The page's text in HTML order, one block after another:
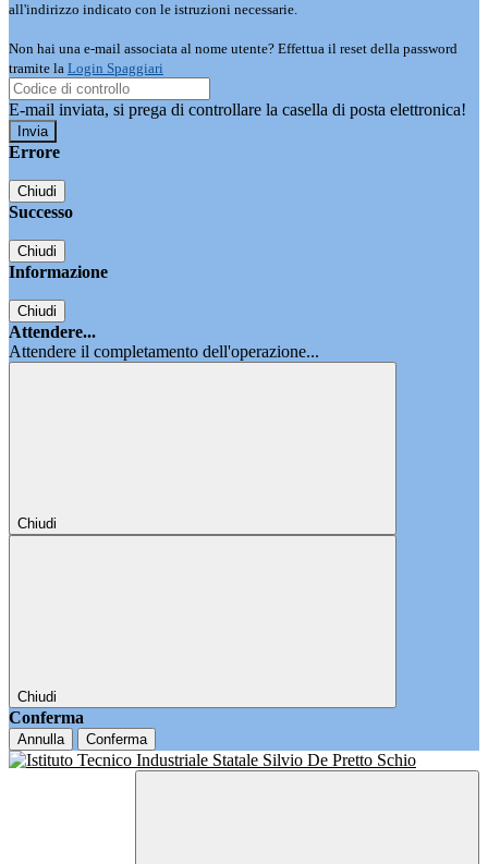
all'indirizzo indicato con le istruzioni necessarie.
Non hai una e-mail associata al nome utente? Effettua il reset della password
tramite la Login Spaggiari
E-mail inviata, si prega di controllare la casella di posta elettronica!
Errore
Chiudi
Successo
Chiudi
Informazione
Chiudi
Attendere...
Attendere il completamento dell'operazione...
Chiudi
Chiudi
Conferma
Annulla Conferma